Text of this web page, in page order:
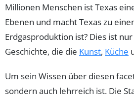
Millionen Menschen ist Texas
Ebenen und macht Texas zu
Erdgasproduktion ist? Dies ist
Geschichte, die die Kunst, Küche
Um sein Wissen über diesen
sondern auch lehrreich ist. Die